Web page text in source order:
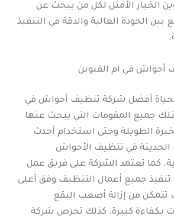
الخيار الأمثل لكل من يبحث عن
بين الجودة العالية والدقة في التنفيذ
في ام القيوين
أفضل شركة تنظيف أحواش في
جميع المقومات التي يبحث عنها
الطويلة وحتى استخدام أحدث
الحديثة في تنظيف الأحواش
كما تعتمد الشركة على فريق عمل
جميع أعمال التنظيف وفق أعلى
تتمكن من إزالة أصعب البقع
بكفاءة كبيرة. كذلك تحرص شركة